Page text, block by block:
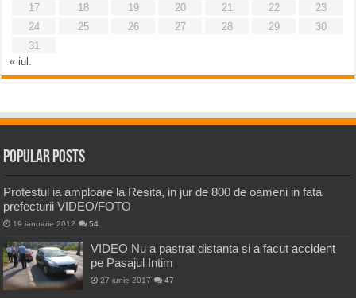
17
18 19 20 21 22
23
24
25 26 27 28 29
30
31
« iul.
Popular Posts
Protestul ia amploare la Resita, in jur de 800 de oameni in fata
prefecturii VIDEO/FOTO
19 ianuarie 2012 54
VIDEO Nu a pastrat distanta si a facut accident
pe Pasajul Intim
27 iunie 2017 47